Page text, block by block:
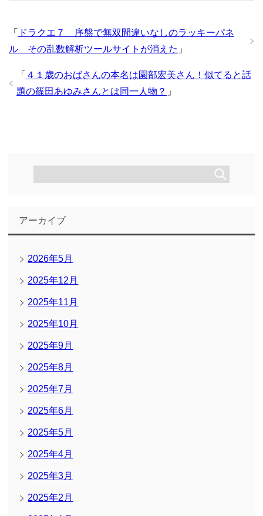
「
ドラクエ７ 序盤で無双間違いなしのラッキーパネ
ル その乱数解析ツールサイトが消えた 」
「 ４１歳のおばさんの本名は園部宏美さん！似てると話
題の篠田あゆみさんとは同一人物？ 」
アーカイブ
2026年5月
2025年12月
2025年11月
2025年10月
2025年9月
2025年8月
2025年7月
2025年6月
2025年5月
2025年4月
2025年3月
2025年2月